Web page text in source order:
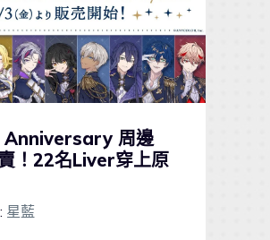
Anniversary 周邊
！22名Liver穿上原
星藍